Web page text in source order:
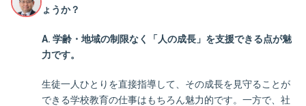
ょうか？
A. 学齢・地域の制限なく「人の成長」を支援できる点が魅
力です。
生徒一人ひとりを直接指導して、その成長を見守ることが
できる学校教育の仕事はもちろん魅力的です。一方で、社